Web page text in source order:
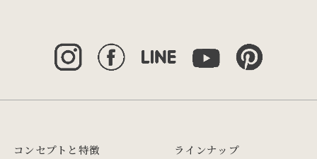
コンセプトと特徴
ラインナップ